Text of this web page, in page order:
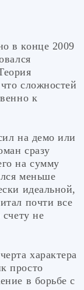
в конце 2009
сложностей
к
на демо или
сразу
на сумму
меньше
идеальной,
почти все
не
характера
просто
в борьбе с